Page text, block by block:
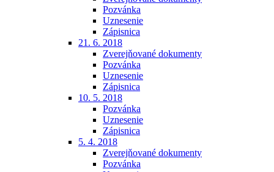
Pozvánka
Uznesenie
Zápisnica
21. 6. 2018
Zverejňované dokumenty
Pozvánka
Uznesenie
Zápisnica
10. 5. 2018
Pozvánka
Uznesenie
Zápisnica
5. 4. 2018
Zverejňované dokumenty
Pozvánka